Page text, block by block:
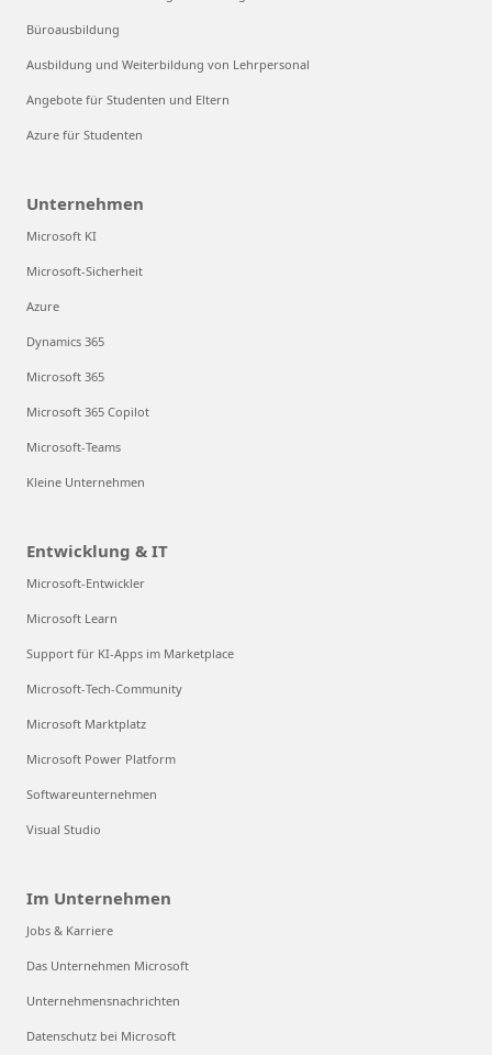
Büroausbildung
Ausbildung und Weiterbildung von Lehrpersonal
Angebote für Studenten und Eltern
Azure für Studenten
Unternehmen
Microsoft KI
Microsoft-Sicherheit
Azure
Dynamics 365
Microsoft 365
Microsoft 365 Copilot
Microsoft-Teams
Kleine Unternehmen
Entwicklung & IT
Microsoft-Entwickler
Microsoft Learn
Support für KI-Apps im Marketplace
Microsoft-Tech-Community
Microsoft Marktplatz
Microsoft Power Platform
Softwareunternehmen
Visual Studio
Im Unternehmen
Jobs & Karriere
Das Unternehmen Microsoft
Unternehmensnachrichten
Datenschutz bei Microsoft